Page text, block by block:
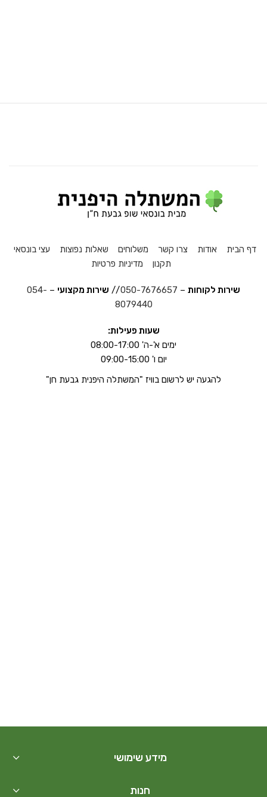
דף הבית אודות צרו קשר משלוחים שאלות נפוצות
עצי בונסאי
תקנון
מדיניות פרטיות
שירות לקוחות –
050-7676657
// שירות מקצועי –
054-
8079440
שעות פעילות:
ימים א'-ה' 08:00-17:00
יום ו' 09:00-15:00
להגעה יש לרשום בוויז "המשתלה היפנית גבעת חן"
מידע שימושי
חנות